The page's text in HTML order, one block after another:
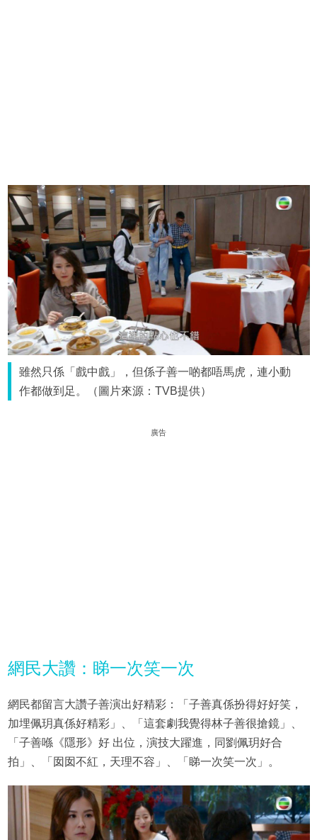
雖然只係「戲中戲」，但係子善一啲都唔馬虎，連小動
作都做到足。（圖片來源：TVB提供）
廣告
網民大讚：睇一次笑一次
網民都留言大讚子善演出好精彩：「子善真係扮得好好笑，
加埋佩玥真係好精彩」、「這套劇我覺得林子善很搶鏡」、
「子善喺《隱形》好 出位，演技大躍進，同劉佩玥好合
拍」、「囡囡不紅，天理不容」、「睇一次笑一次」。